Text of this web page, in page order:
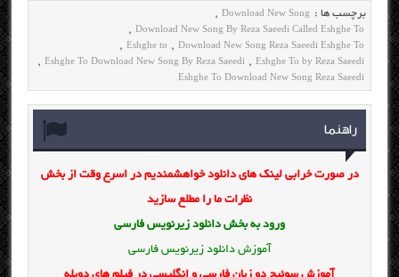
برچسب ها : Download New Song
,
Download New Song By Reza Saeedi Called Eshghe To
,
Download New Song Reza Saeedi Eshghe To
,
Eshghe to
,
Eshghe To by Reza Saeedi
,
Eshghe To Download New Song By Reza Saeedi
,
Eshghe To Download New Song Reza Saeedi
راهنما
در صورت خرابی لینک های دانلود خواهشمندیم در اسرع وقت از بخش
نظرات ما را مطلع سازید
ورود به بخش دانلود زیرنویس فارسی
آموزش دانلود زیرنویس فارسی